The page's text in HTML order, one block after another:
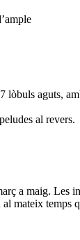
lòbuls aguts,
al revers.
a maig. Les
mateix temps